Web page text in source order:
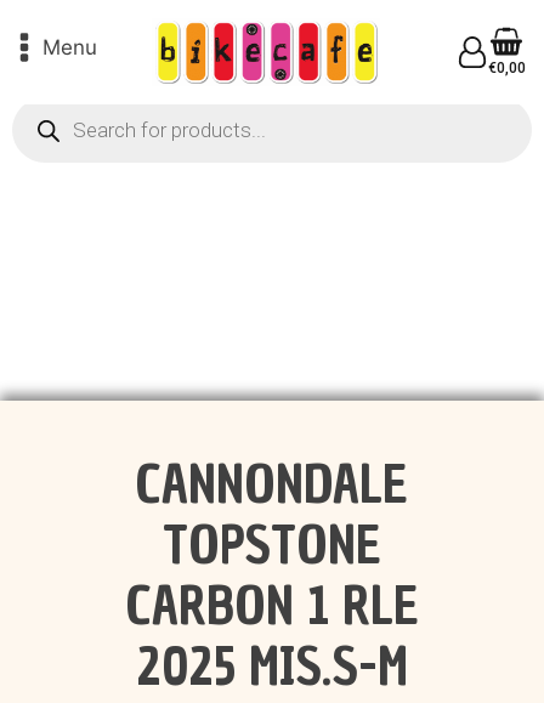
Menu
€0,00
Products
search
CANNONDALE
TOPSTONE
CARBON 1 RLE
2025 MIS.S-M